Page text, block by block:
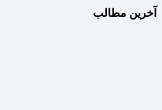
آخرین مطالب